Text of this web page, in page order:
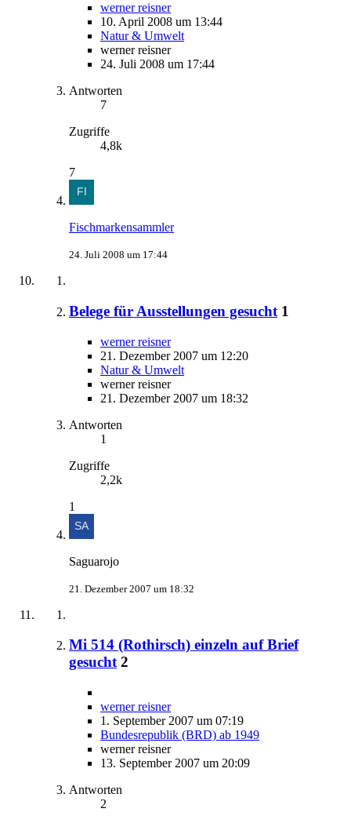
werner reisner
10. April 2008 um 13:44
Natur & Umwelt
werner reisner
24. Juli 2008 um 17:44
Antworten
7
Zugriffe
4,8k
7
Fischmarkensammler
24. Juli 2008 um 17:44
Belege für Ausstellungen gesucht 1
werner reisner
21. Dezember 2007 um 12:20
Natur & Umwelt
werner reisner
21. Dezember 2007 um 18:32
Antworten
1
Zugriffe
2,2k
1
Saguarojo
21. Dezember 2007 um 18:32
Mi 514 (Rothirsch) einzeln auf Brief
gesucht 2
werner reisner
1. September 2007 um 07:19
Bundesrepublik (BRD) ab 1949
werner reisner
13. September 2007 um 20:09
Antworten
2